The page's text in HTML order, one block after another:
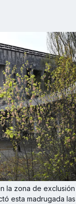
la zona de exclusión
esta madrugada las